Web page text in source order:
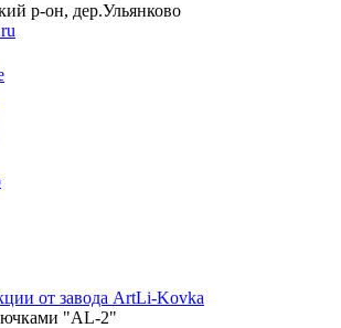
р-он, дер.Ульянково
от завода ArtLi-Kovka
"AL-2"